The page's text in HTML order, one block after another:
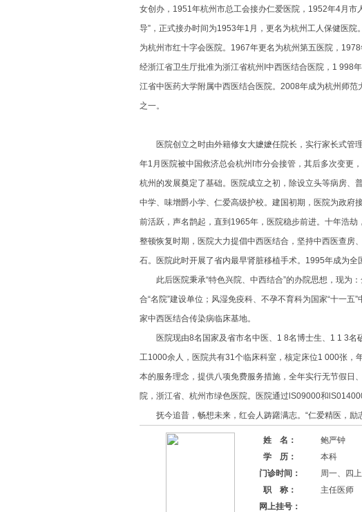
女创办，1951年杭州市总工会接办仁爱医院，1952年4月市
导”，正式接办时间为1953年1月，更名为杭州工人保健医
为杭州市红十字会医院。1967年更名为杭州第五医院，
经浙江省卫生厅批准为浙江省杭州I中西医结合医院，1 998
江省中医药大学附属中西医结合医院。2008年成为杭州师
之一。
医院创立之时由外籍修女大嬷嬷任院长，实行家长式管
年1月医院被中国救济总会杭州I市分会接管，其后多次变更
杭州的发展奠定了基础。医院成立之初，除设立头等病房、
中学、味增爵小学、仁爱高级护校。建国初期，医院为政府
前活跃，声名鹊起，直到1965年，医院稳步前进。十年浩劫
整顿恢复时期，医院大力提倡中西医结合，坚持中西医查房
石。医院此时开展了省内最早肾脏移植手术。1995年成为全
此后医院秉承“特色兴院、中西结合”的办院思想，现为
合“名院”建设单位；风湿免疫科、不孕不育科为国家“十一五
家中西医结合传染病临床基地。
医院现由8名国家及省市名中医、1 8名博士生、1 1 3名
工1000余人，医院共有31个临床科室，核定床位1 000张，
本的服务理念，提供八项免费服务措施，全年实行无节假日
院，浙江省、杭州市绿色医院。医院通过lS09000和
抚今追昔，畅想未来，红会人踌躇满志。“仁爱精医，励
姓 名：
鲍严钟
学 历：
本科
门诊时间：
周一、四
职 称：
主任医师
网上挂号：